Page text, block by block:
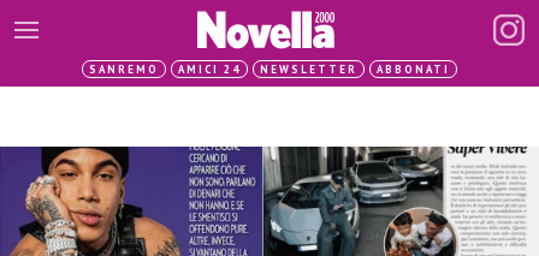
SANREMO AMICI 24 NEWSLETTER ABBONATI